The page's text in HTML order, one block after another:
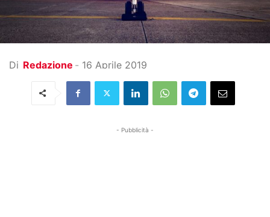
Di Redazione - 16 Aprile 2019
- Pubblicità -